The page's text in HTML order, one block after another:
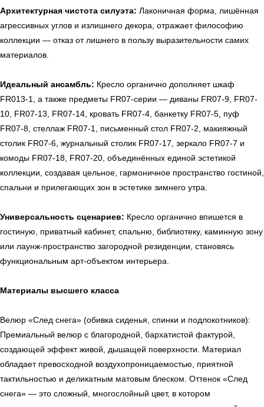
Архитектурная чистота силуэта: Лаконичная форма, лишённая
агрессивных углов и излишнего декора, отражает философию
коллекции — отказ от лишнего в пользу выразительности самих
материалов.
Идеальный ансамбль: Кресло органично дополняет шкаф
FR013-1, а также предметы FR07-серии — диваны FR07-9, FR07-
10, FR07-13, FR07-14, кровать FR07-4, банкетку FR07-5, пуф
FR07-8, стеллаж FR07-1, письменный стол FR07-2, макияжный
столик FR07-6, журнальный столик FR07-17, зеркало FR07-7 и
комоды FR07-18, FR07-20, объединённых единой эстетикой
коллекции, создавая цельное, гармоничное пространство гостиной,
спальни и прилегающих зон в эстетике зимнего утра.
Универсальность сценариев: Кресло органично впишется в
гостиную, приватный кабинет, спальню, библиотеку, каминную зону
или лаунж-пространство загородной резиденции, становясь
функциональным арт-объектом интерьера.
Материалы высшего класса
Велюр «След снега» (обивка сиденья, спинки и подлокотников):
Премиальный велюр с благородной, бархатистой фактурой,
создающей эффект живой, дышащей поверхности. Материал
обладает превосходной воздухопроницаемостью, приятной
тактильностью и деликатным матовым блеском. Оттенок «След
снега» — это сложный, многослойный цвет, в котором